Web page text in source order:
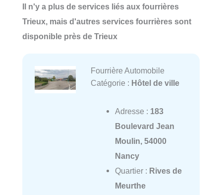
Il n'y a plus de services liés aux fourrières
Trieux, mais d'autres services fourrières sont
disponible près de Trieux
Fourrière Automobile
Catégorie : Hôtel de ville
Adresse : 183
Boulevard Jean
Moulin, 54000
Nancy
Quartier : Rives de
Meurthe